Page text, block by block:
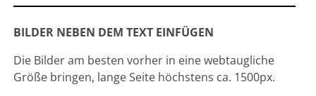
BILDER NEBEN DEM TEXT EINFÜGEN
Die Bilder am besten vorher in eine webtaugliche
Größe bringen, lange Seite höchstens ca. 1500px.